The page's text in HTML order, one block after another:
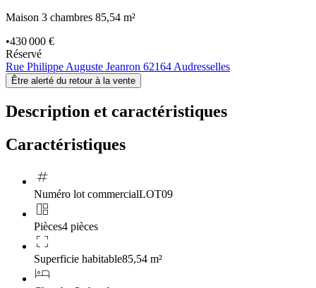
Maison 3 chambres 85,54 m²
•430 000 €
Réservé
Rue Philippe Auguste Jeanron 62164 Audresselles
Être alerté du retour à la vente
Description et caractéristiques
Caractéristiques
tag
Numéro lot commercialLOT09
auto_awesome_mosaic
Pièces4 pièces
crop_free
Superficie habitable85,54 m²
hotel